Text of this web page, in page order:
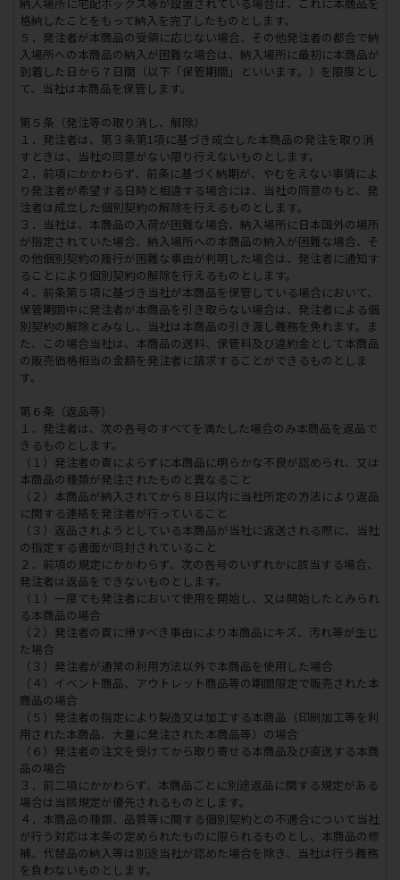
格納したことをもって納入を完了したものとします。
５．発注者が本商品の受領に応じない場合、その他発注者の都合で納
入場所への本商品の納入が困難な場合は、納入場所に最初に本商品が
到着した日から７日間（以下「保管期間」といいます。）を限度とし
て、当社は本商品を保管します。
第５条（発注等の取り消し、解除）
１．発注者は、第３条第1項に基づき成立した本商品の発注を取り消
すときは、当社の同意がない限り行えないものとします。
２．前項にかかわらず、前条に基づく納期が、やむをえない事情によ
り発注者が希望する日時と相違する場合には、当社の同意のもと、発
注者は成立した個別契約の解除を行えるものとします。
３．当社は、本商品の入荷が困難な場合、納入場所に日本国外の場所
が指定されていた場合、納入場所への本商品の納入が困難な場合、そ
の他個別契約の履行が困難な事由が判明した場合は、発注者に通知す
ることにより個別契約の解除を行えるものとします。
４．前条第５項に基づき当社が本商品を保管している場合において、
保管期間中に発注者が本商品を引き取らない場合は、発注者による個
別契約の解除とみなし、当社は本商品の引き渡し義務を免れます。ま
た、この場合当社は、本商品の送料、保管料及び違約金として本商品
の販売価格相当の金額を発注者に請求することができるものとしま
す。
第６条（返品等）
１．発注者は、次の各号のすべてを満たした場合のみ本商品を返品で
きるものとします。
（１）発注者の責によらずに本商品に明らかな不良が認められ、又は
本商品の種類が発注されたものと異なること
（２）本商品が納入されてから８日以内に当社所定の方法により返品
に関する連絡を発注者が行っていること
（３）返品されようとしている本商品が当社に返送される際に、当社
の指定する書面が同封されていること
２．前項の規定にかかわらず、次の各号のいずれかに該当する場合、
発注者は返品をできないものとします。
（１）一度でも発注者において使用を開始し、又は開始したとみられ
る本商品の場合
（２）発注者の責に帰すべき事由により本商品にキズ、汚れ等が生じ
た場合
（３）発注者が通常の利用方法以外で本商品を使用した場合
（４）イベント商品、アウトレット商品等の期間限定で販売された本
商品の場合
（５）発注者の指定により製造又は加工する本商品（印刷加工等を利
用された本商品、大量に発注された本商品等）の場合
（６）発注者の注文を受けてから取り寄せる本商品及び直送する本商
品の場合
３．前二項にかかわらず、本商品ごとに別途返品に関する規定がある
場合は当該規定が優先されるものとします。
４．本商品の種類、品質等に関する個別契約との不適合について当社
が行う対応は本条の定められたものに限られるものとし、本商品の修
補、代替品の納入等は別途当社が認めた場合を除き、当社は行う義務
を負わないものとします。